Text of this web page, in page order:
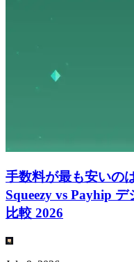
手数料が最も安いの
Squeezy vs Payhip
比較 2026